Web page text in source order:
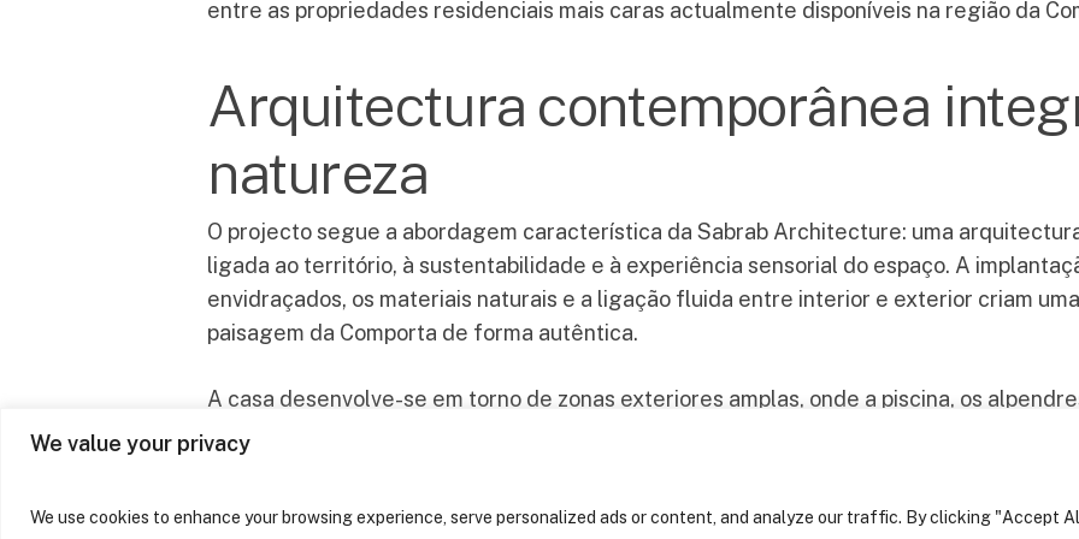
We value your privacy
We use cookies to enhance your browsing experience, serve personalized ads or content, and analyze our traffic. By clicking "Accept
entre as propriedades residenciais mais caras actualmente disponíveis na região da
Arquitectura contemporânea
natureza
O projecto segue a abordagem característica da Sabrab Architecture: uma
ligada ao território, à sustentabilidade e à experiência sensorial do espaço. A
envidraçados, os materiais naturais e a ligação fluida entre interior e exterior criam
paisagem da Comporta de forma autêntica.
A casa desenvolve-se em torno de zonas exteriores amplas, onde a piscina, os
Na Sabrab Architecture,
acreditamos que a
arquitetura é uma poderosa
ferramenta de
transformação, não apenas
dos espaços, mas também
Home
Arquitectura
Engenharia e
Construção
Projectos